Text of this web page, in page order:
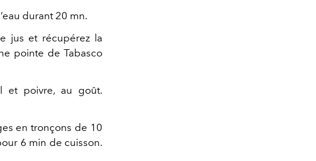
durant 20 mn.
jus et récupérez la
pointe de Tabasco
et poivre, au goût.
en tronçons de 10
6 min de cuisson.